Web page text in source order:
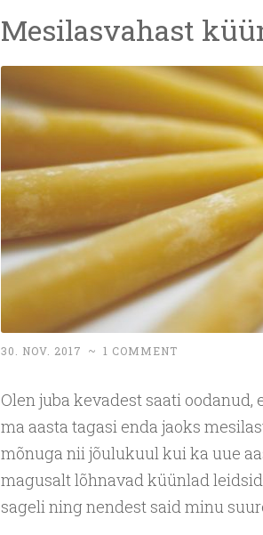
Mesilasvahast
30. NOV. 2017 ~ 1 COMMENT
Olen juba kevadest saati
ma aasta tagasi enda jaoks
mõnuga nii jõulukuul kui ka uue
magusalt lõhnavad küünlad
sageli ning nendest said minu